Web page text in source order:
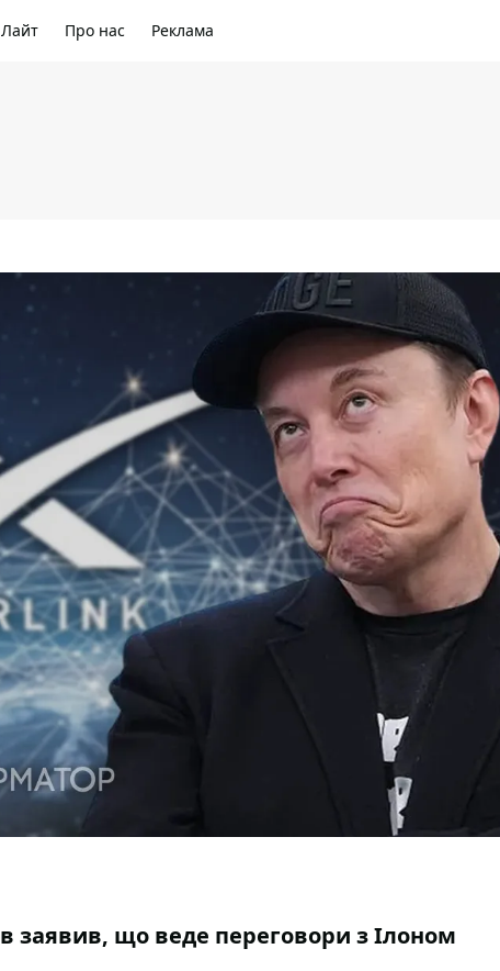
Лайт Про нас Реклама
заявив, що веде переговори з Ілоном